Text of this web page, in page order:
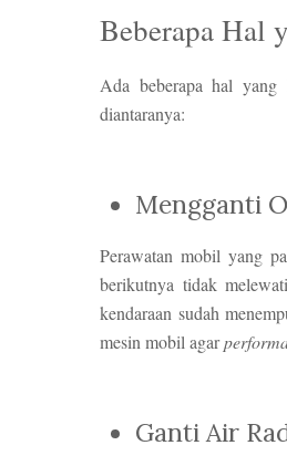
Beberapa Hal
Ada beberapa hal yang
diantaranya:
Mengganti
Perawatan mobil yang
berikutnya tidak
kendaraan sudah
mesin mobil agar
Ganti Air